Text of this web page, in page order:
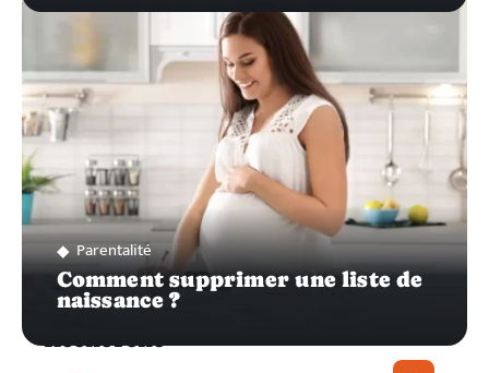
Parentalité
Comment supprimer une liste de
naissance ?
Recherche